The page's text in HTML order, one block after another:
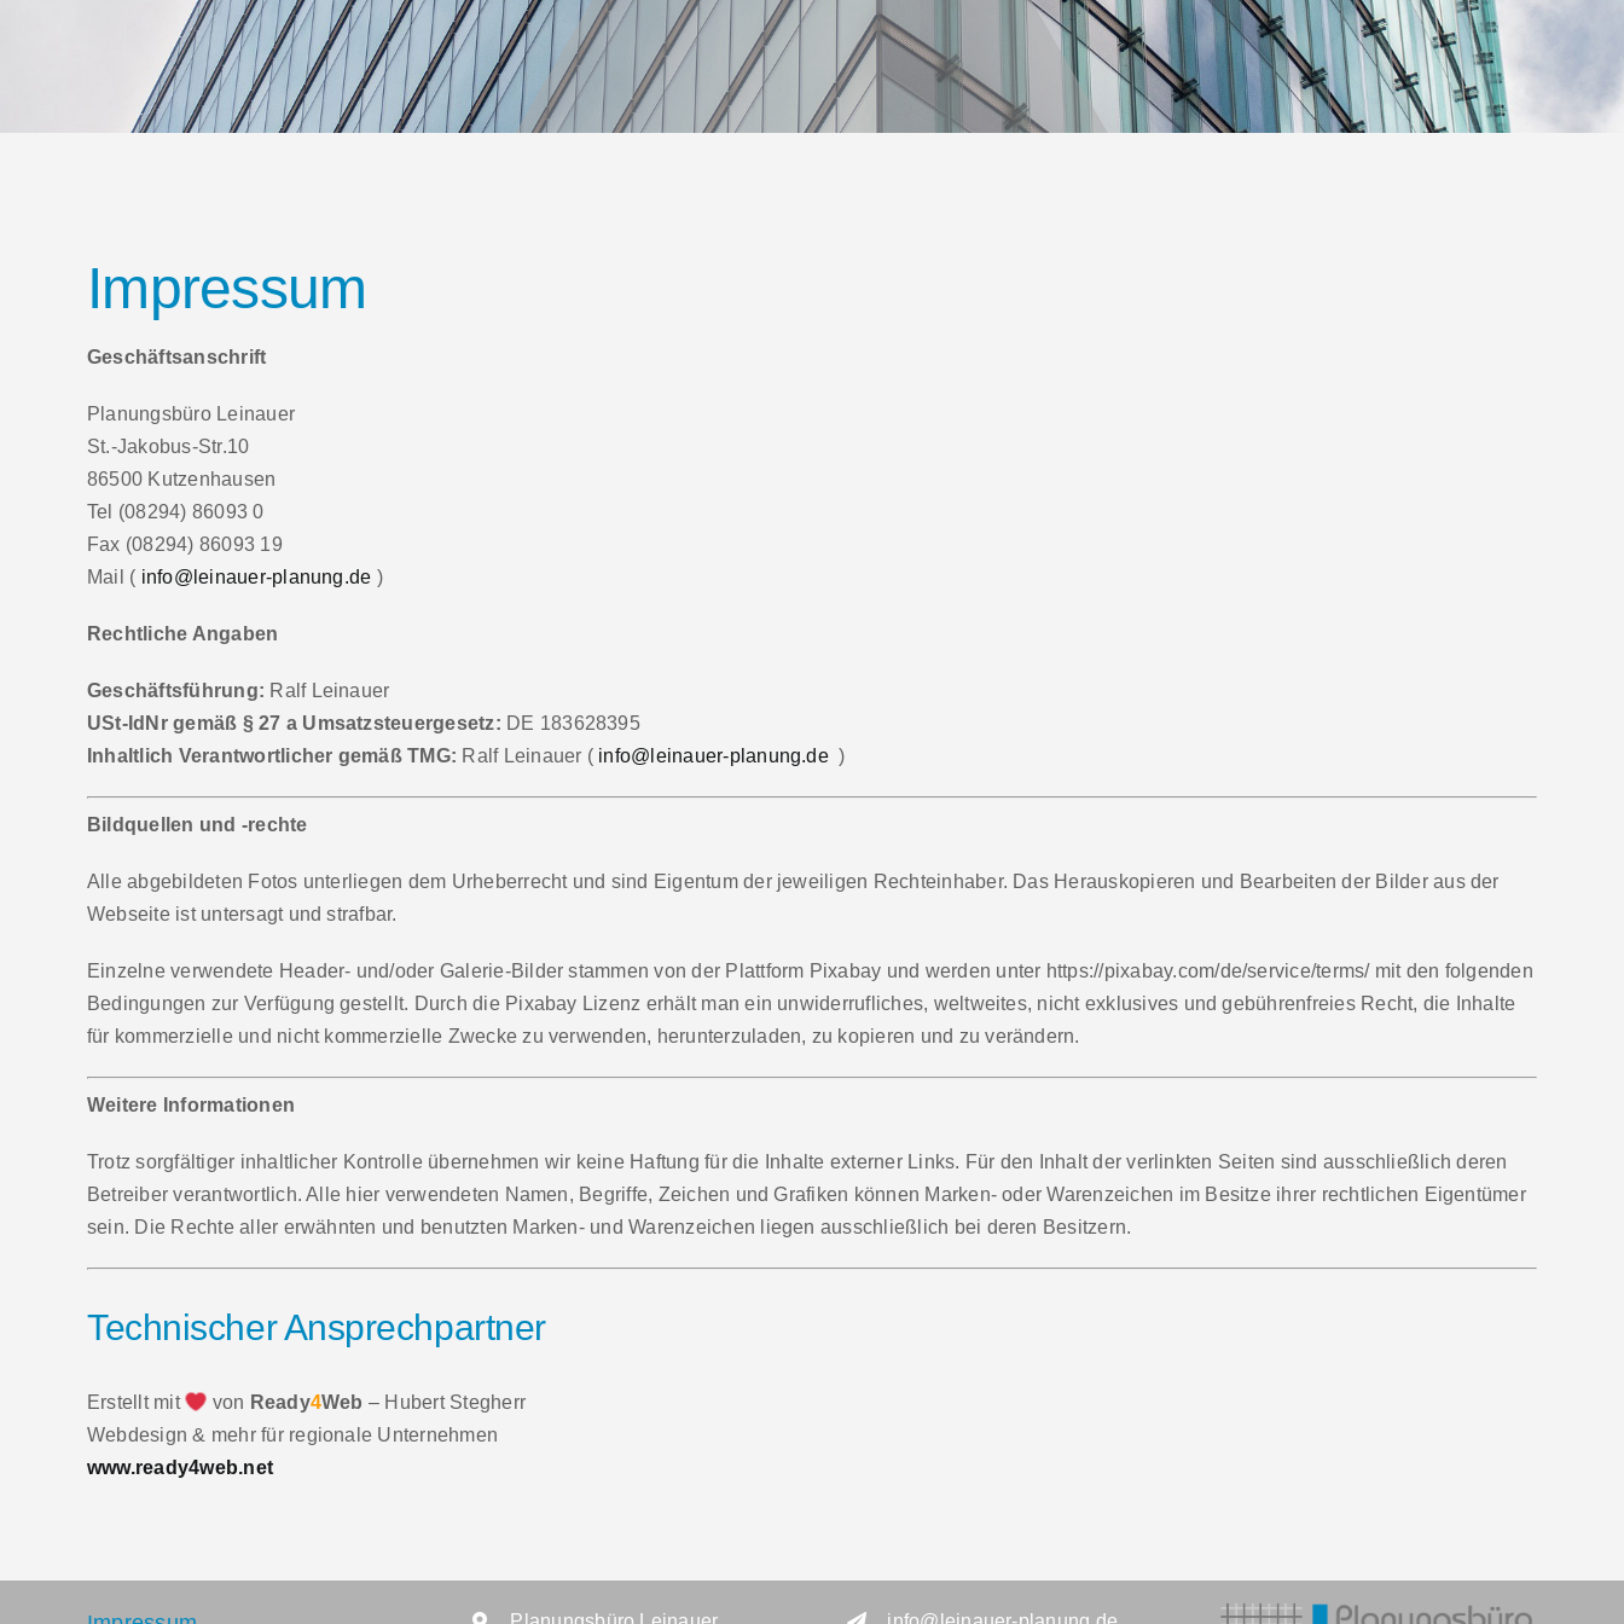
Impressum
Geschäftsanschrift
Planungsbüro Leinauer
St.-Jakobus-Str.10
86500 Kutzenhausen
Tel (08294) 86093 0
Fax (08294) 86093 19
Mail ( info@leinauer-planung.de )
Rechtliche Angaben
Geschäftsführung: Ralf Leinauer
USt-IdNr gemäß § 27 a Umsatzsteuergesetz: DE 183628395
Inhaltlich Verantwortlicher gemäß TMG: Ralf Leinauer ( info@leinauer-planung.de )
Bildquellen und -rechte
Alle abgebildeten Fotos unterliegen dem Urheberrecht und sind Eigentum der jeweiligen Rechteinhaber. Das Herauskopieren und Bearbeiten der Bilder aus der
Webseite ist untersagt und strafbar.
Einzelne verwendete Header- und/oder Galerie-Bilder stammen von der Plattform Pixabay und werden unter https://pixabay.com/de/service/terms/ mit den folgenden
Bedingungen zur Verfügung gestellt. Durch die Pixabay Lizenz erhält man ein unwiderrufliches, weltweites, nicht exklusives und gebührenfreies Recht, die Inhalte
für kommerzielle und nicht kommerzielle Zwecke zu verwenden, herunterzuladen, zu kopieren und zu verändern.
Weitere Informationen
Trotz sorgfältiger inhaltlicher Kontrolle übernehmen wir keine Haftung für die Inhalte externer Links. Für den Inhalt der verlinkten Seiten sind ausschließlich deren
Betreiber verantwortlich. Alle hier verwendeten Namen, Begriffe, Zeichen und Grafiken können Marken- oder Warenzeichen im Besitze ihrer rechtlichen Eigentümer
sein. Die Rechte aller erwähnten und benutzten Marken- und Warenzeichen liegen ausschließlich bei deren Besitzern.
Technischer Ansprechpartner
Erstellt mit von Ready4Web – Hubert Stegherr
Webdesign & mehr für regionale Unternehmen
www.ready4web.net